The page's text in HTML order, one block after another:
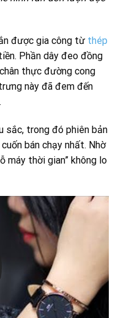
được gia công từ thép
Phần dây đeo đồng
thực đường cong
này đã đem đến
sắc, trong đó phiên bản
bán chạy nhất. Nhờ
máy thời gian” không lo